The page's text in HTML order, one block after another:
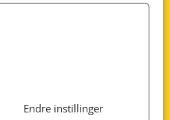
Endre instillinger